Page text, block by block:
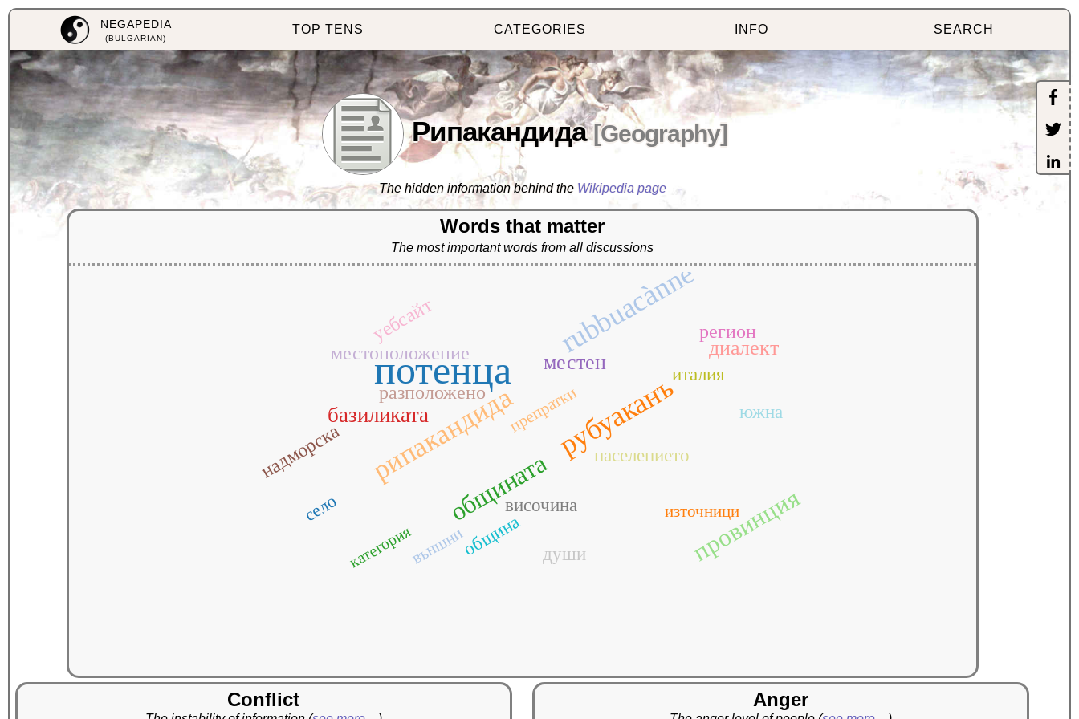
NEGAPEDIA
(BULGARIAN)
TOP TENS CATEGORIES INFO SEARCH
Рипакандида [Geography]
The hidden information behind the Wikipedia page
Words that matter
The most important words from all discussions
потенца
rubbuacànnë
рубуаканъ
рипакандида
общината провинция
базиликата
диалект
местен
местоположение
надморска
разположено
регион
уебсайт
височина
души
италия
населението
община
южна
село
външни
източници
препратки
категория
Conflict Anger